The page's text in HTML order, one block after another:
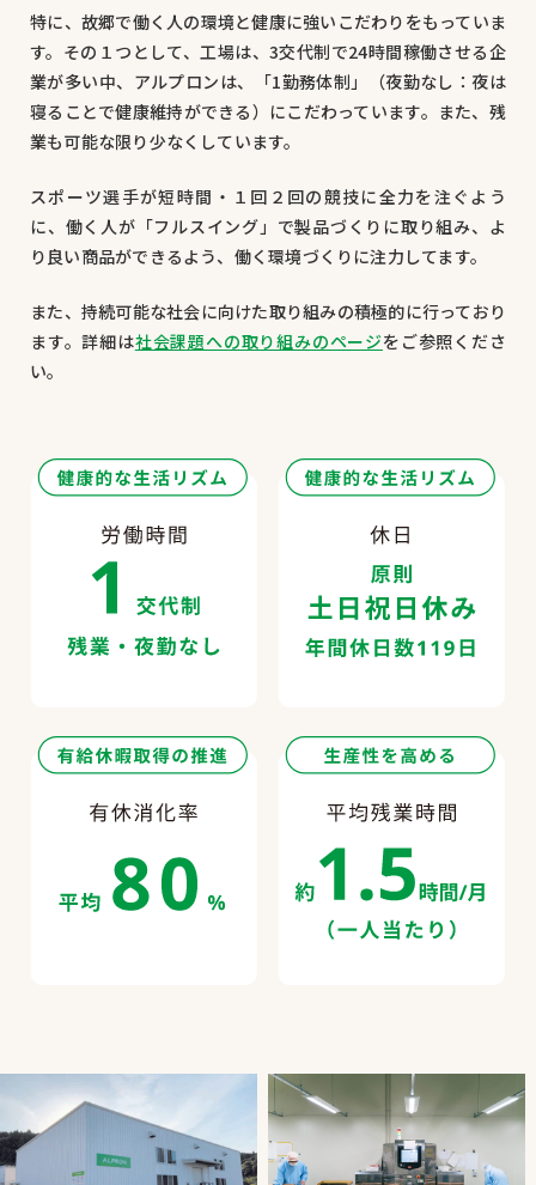
特に、故郷で働く人の環境と健康に強いこだわりをもっていま
す。その１つとして、工場は、3交代制で24時間稼働させる企
業が多い中、アルプロンは、「1勤務体制」（夜勤なし：夜は
寝ることで健康維持ができる）にこだわっています。また、残
業も可能な限り少なくしています。
スポーツ選手が短時間・１回２回の競技に全力を注ぐよう
に、働く人が「フルスイング」で製品づくりに取り組み、よ
り良い商品ができるよう、働く環境づくりに注力してます。
また、持続可能な社会に向けた取り組みの積極的に行っており
ます。詳細は社会課題への取り組みのページをご参照くださ
い。